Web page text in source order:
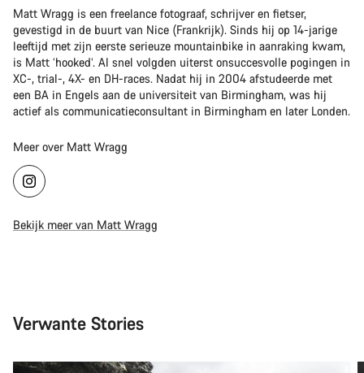
Matt Wragg is een freelance fotograaf, schrijver en fietser,
gevestigd in de buurt van Nice (Frankrijk). Sinds hij op 14-jarige
leeftijd met zijn eerste serieuze mountainbike in aanraking kwam,
is Matt ‘hooked’. Al snel volgden uiterst onsuccesvolle pogingen in
XC-, trial-, 4X- en DH-races. Nadat hij in 2004 afstudeerde met
een BA in Engels aan de universiteit van Birmingham, was hij
actief als communicatieconsultant in Birmingham en later Londen.
Meer over Matt Wragg
Bekijk meer van Matt Wragg
Verwante Stories